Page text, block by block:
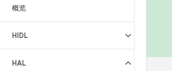
概览
HIDL
HAL